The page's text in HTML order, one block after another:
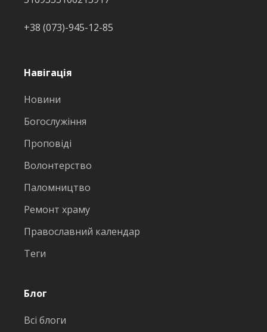
+38 (073)-945-12-85
Навігація
Новини
Богослужіння
Проповіді
Волонтерство
Паломництво
Ремонт храму
Православний календар
Теги
Блог
Всі блоги